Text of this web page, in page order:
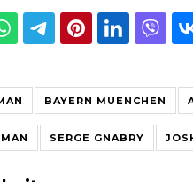
BAYERN MUENCHEN
SERGE GNABRY